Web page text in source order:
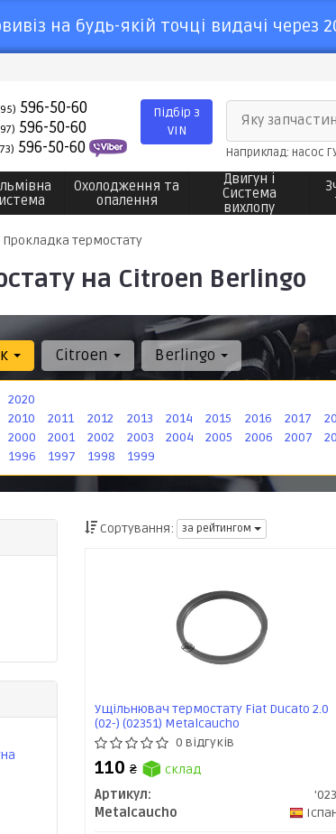
на будь-якій точці видачі через
596-50-60
596-50-60
596-50-60
Підбір з
VIN
Яку
Наприклад: насос
Охолодження та
опалення
Двигун і
Система
вихлопу
Прокладка термостату
на Citroen Berlingo
2020
2010 2011 2012 2013 2014 2015 2016 2017
2000 2001 2002 2003 2004 2005 2006 2007
1996 1997 1998 1999
Citroen Berlingo
Сортування: за рейтингом
Ущільнювач термостату Fiat Ducato 2.0
(02-) (02351) Metalcaucho
0 відгуків
110 ₴
склад
Артикул:
Metalcaucho